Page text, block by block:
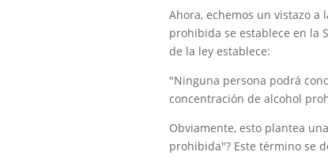
Ahora, echemos un vistazo a
prohibida se establece en la
de la ley establece:
"Ninguna persona podrá
concentración de alcohol
Obviamente, esto plantea
prohibida"? Este término se